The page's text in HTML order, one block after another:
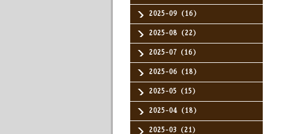
2025-09（16）
2025-08（22）
2025-07（16）
2025-06（18）
2025-05（15）
2025-04（18）
2025-03（21）